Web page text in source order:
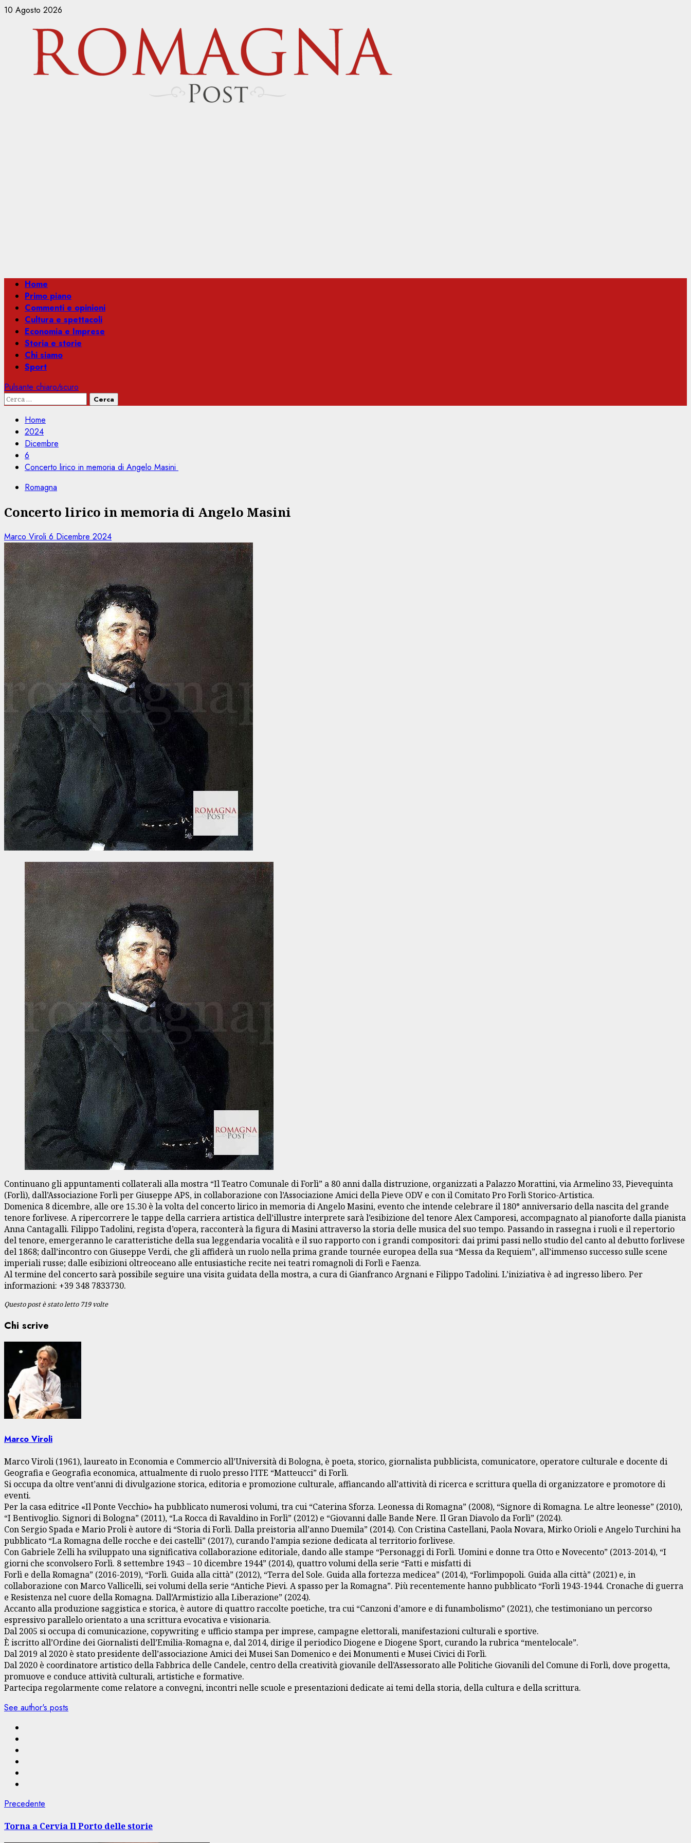
Vai
contenuto
10 Agosto 2026
Menu
principale
Home
Primo piano
Commenti e opinioni
Cultura e spettacoli
Economia e Imprese
Storia e storie
Chi siamo
Sport
Pulsante chiaro/scuro
Ricerca
Home
2024
Dicembre
6
Concerto lirico in memoria di Angelo Masini
Romagna
Concerto lirico in memoria di Angelo Masini
Marco Viroli 6 Dicembre 2024
Continuano gli appuntamenti collaterali alla mostra “Il Teatro Comunale di Forlì” a 80 anni dalla distruzione, organizzati a Palazzo Morattini, via Armelino 33, Pievequinta
(Forlì), dall’Associazione Forlì per Giuseppe APS, in collaborazione con l’Associazione Amici della Pieve ODV e con il Comitato Pro Forlì Storico-Artistica.
Domenica 8 dicembre, alle ore 15.30 è la volta del concerto lirico in memoria di Angelo Masini, evento che intende celebrare il 180° anniversario della nascita del grande
tenore forlivese. A ripercorrere le tappe della carriera artistica dell’illustre interprete sarà l’esibizione del tenore Alex Camporesi, accompagnato al pianoforte dalla pianista
Anna Cantagalli. Filippo Tadolini, regista d’opera, racconterà la figura di Masini attraverso la storia delle musica del suo tempo. Passando in rassegna i ruoli e il repertorio
del tenore, emergeranno le caratteristiche della sua leggendaria vocalità e il suo rapporto con i grandi compositori: dai primi passi nello studio del canto al debutto forlivese
del 1868; dall’incontro con Giuseppe Verdi, che gli affiderà un ruolo nella prima grande tournée europea della sua “Messa da Requiem”, all’immenso successo sulle scene
imperiali russe; dalle esibizioni oltreoceano alle entusiastiche recite nei teatri romagnoli di Forlì e Faenza.
Al termine del concerto sarà possibile seguire una visita guidata della mostra, a cura di Gianfranco Argnani e Filippo Tadolini. L’iniziativa è ad ingresso libero. Per
informazioni: +39 348 7833730.
Questo post è stato letto 719 volte
Chi scrive
Marco Viroli
Marco Viroli (1961), laureato in Economia e Commercio all’Università di Bologna, è poeta, storico, giornalista pubblicista, comunicatore, operatore culturale e docente di
Geografia e Geografia economica, attualmente di ruolo presso l’ITE “Matteucci” di Forlì.
Si occupa da oltre vent’anni di divulgazione storica, editoria e promozione culturale, affiancando all’attività di ricerca e scrittura quella di organizzatore e promotore di
eventi.
Per la casa editrice «Il Ponte Vecchio» ha pubblicato numerosi volumi, tra cui “Caterina Sforza. Leonessa di Romagna” (2008), “Signore di Romagna. Le altre leonesse” (2010),
“I Bentivoglio. Signori di Bologna” (2011), “La Rocca di Ravaldino in Forlì” (2012) e “Giovanni dalle Bande Nere. Il Gran Diavolo da Forlì” (2024).
Con Sergio Spada e Mario Proli è autore di “Storia di Forlì. Dalla preistoria all’anno Duemila” (2014). Con Cristina Castellani, Paola Novara, Mirko Orioli e Angelo Turchini ha
pubblicato “La Romagna delle rocche e dei castelli” (2017), curando l’ampia sezione dedicata al territorio forlivese.
Con Gabriele Zelli ha sviluppato una significativa collaborazione editoriale, dando alle stampe “Personaggi di Forlì. Uomini e donne tra Otto e Novecento” (2013-2014), “I
giorni che sconvolsero Forlì. 8 settembre 1943 – 10 dicembre 1944” (2014), quattro volumi della serie “Fatti e misfatti di
Forlì e della Romagna” (2016-2019), “Forlì. Guida alla città” (2012), “Terra del Sole. Guida alla fortezza medicea” (2014), “Forlimpopoli. Guida alla città” (2021) e, in
collaborazione con Marco Vallicelli, sei volumi della serie “Antiche Pievi. A spasso per la Romagna”. Più recentemente hanno pubblicato “Forlì 1943-1944. Cronache di guerra
e Resistenza nel cuore della Romagna. Dall’Armistizio alla Liberazione” (2024).
Accanto alla produzione saggistica e storica, è autore di quattro raccolte poetiche, tra cui “Canzoni d’amore e di funambolismo” (2021), che testimoniano un percorso
espressivo parallelo orientato a una scrittura evocativa e visionaria.
Dal 2005 si occupa di comunicazione, copywriting e ufficio stampa per imprese, campagne elettorali, manifestazioni culturali e sportive.
È iscritto all’Ordine dei Giornalisti dell’Emilia-Romagna e, dal 2014, dirige il periodico Diogene e Diogene Sport, curando la rubrica “mentelocale”.
Dal 2019 al 2020 è stato presidente dell’associazione Amici dei Musei San Domenico e dei Monumenti e Musei Civici di Forlì.
Dal 2020 è coordinatore artistico della Fabbrica delle Candele, centro della creatività giovanile dell’Assessorato alle Politiche Giovanili del Comune di Forlì, dove progetta,
promuove e conduce attività culturali, artistiche e formative.
Partecipa regolarmente come relatore a convegni, incontri nelle scuole e presentazioni dedicate ai temi della storia, della cultura e della scrittura.
See author's posts
Navigazione
articolo
Precedente
Torna a Cervia Il Porto delle storie